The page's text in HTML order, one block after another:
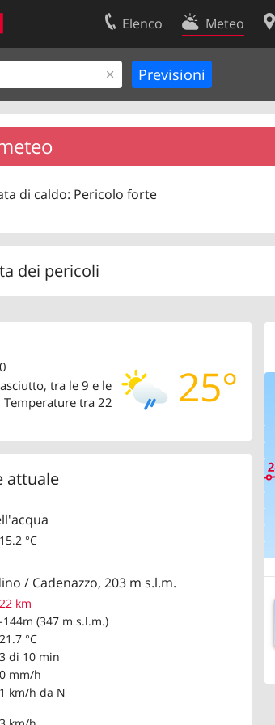
Elenco Meteo
di caldo: Pericolo forte
dei pericoli
25°
tra le 9 e le
tra 22
attuale
15.2 °C
/ Cadenazzo, 203 m s.l.m.
22 km
-144m (347 m s.l.m.)
21.7 °C
3 di 10 min
0 mm/h
1 km/h da N
Contatti
Condizioni d’uso
Protezione dei dati